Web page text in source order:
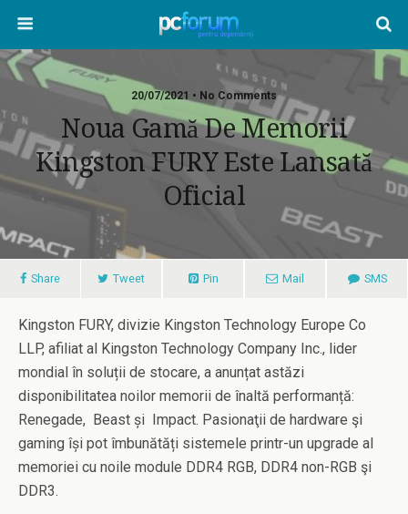
20/07/2021 • No Comments
Noua Gamă De Memorii
Kingston FURY Este Lansată
Oficial
Share Tweet Pin Mail SMS
Kingston FURY, divizie Kingston Technology Europe Co
LLP, afiliat al Kingston Technology Company Inc., lider
mondial în soluții de stocare, a anunțat astăzi
disponibilitatea noilor memorii de înaltă performanță:
Renegade, Beast și Impact. Pasionaţii de hardware şi
gaming își pot îmbunătăți sistemele printr-un upgrade al
memoriei cu noile module DDR4 RGB, DDR4 non-RGB şi
DDR3.